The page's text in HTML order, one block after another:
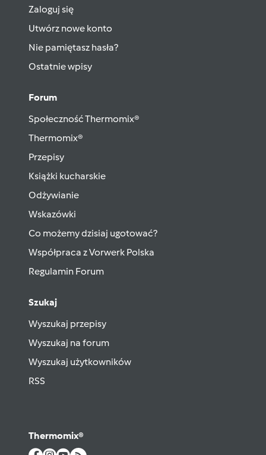
Zaloguj się
Utwórz nowe konto
Nie pamiętasz hasła?
Ostatnie wpisy
Forum
Społeczność Thermomix®
Thermomix®
Przepisy
Książki kucharskie
Odżywianie
Wskazówki
Co możemy dzisiaj ugotować?
Współpraca z Vorwerk Polska
Regulamin Forum
Szukaj
Wyszukaj przepisy
Wyszukaj na forum
Wyszukaj użytkowników
RSS
Thermomix®